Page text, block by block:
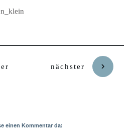
nächster
einen Kommentar da: